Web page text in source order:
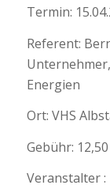
Termin:
Referent:
Energien
Ort: VHS
Gebühr:
Veranstalter